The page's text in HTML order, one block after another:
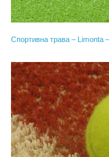
Спортивна трава – Limonta